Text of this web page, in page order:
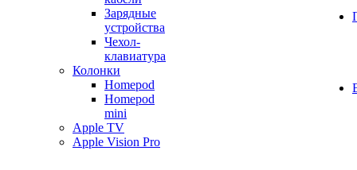
Зарядные
устройства
Чехол-
клавиатура
Колонки
Homepod
Homepod
mini
Apple TV
Apple Vision Pro